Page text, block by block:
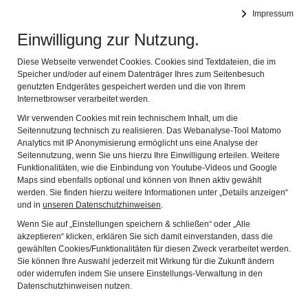
Impressum
Einwilligung zur Nutzung.
Diese Webseite verwendet Cookies. Cookies sind Textdateien, die im
Speicher und/oder auf einem Datenträger Ihres zum Seitenbesuch
genutzten Endgerätes gespeichert werden und die von Ihrem
Internetbrowser verarbeitet werden.
Wir verwenden Cookies mit rein technischem Inhalt, um die
Seitennutzung technisch zu realisieren. Das Webanalyse-Tool Matomo
Analytics mit IP Anonymisierung ermöglicht uns eine Analyse der
Seitennutzung, wenn Sie uns hierzu Ihre Einwilligung erteilen. Weitere
Funktionalitäten, wie die Einbindung von Youtube-Videos und Google
Maps sind ebenfalls optional und können von Ihnen aktiv gewählt
werden. Sie finden hierzu weitere Informationen unter „Details anzeigen“
und in unseren Datenschutzhinweisen.
Wenn Sie auf „Einstellungen speichern & schließen“ oder „Alle
akzeptieren“ klicken, erklären Sie sich damit einverstanden, dass die
gewählten Cookies/Funktionalitäten für diesen Zweck verarbeitet werden.
Sie können Ihre Auswahl jederzeit mit Wirkung für die Zukunft ändern
oder widerrufen indem Sie unsere Einstellungs-Verwaltung in den
Datenschutzhinweisen nutzen.
Altstadtbummel - von Punkt zu Punkt
Laufer Stadtgeschichte an der Pegnitz
Wenzelburg
Reichel´sche Schleif
Felsenkeller
Felsenkeller interaktiv
Έλληνας
Turmstube interaktiv
Forsthaus an der Burg